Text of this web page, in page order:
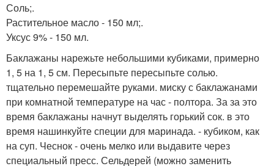
Соль;.
Растительное масло - 150 мл;.
Уксус 9% - 150 мл.
Баклажаны нарежьте небольшими кубиками, примерно
1, 5 на 1, 5 см. Пересыпьте пересыпьте солью.
тщательно перемешайте руками. миску с баклажанами
при комнатной температуре на час - полтора. За за это
время баклажаны начнут выделять горький сок. в это
время нашинкуйте специи для маринада. - кубиком, как
на суп. Чеснок - очень мелко или выдавите через
специальный пресс. Сельдерей (можно заменить